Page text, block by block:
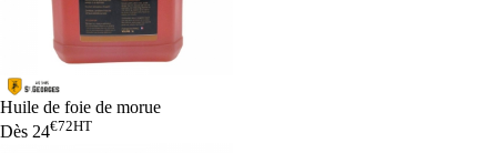
Huile de foie de morue
Dès 24€72HT